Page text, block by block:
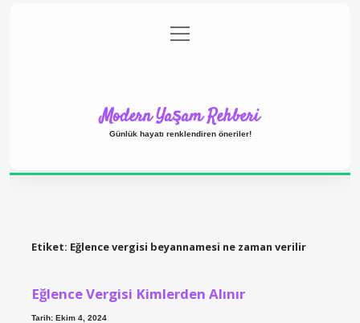
Gizlilik Politikası
menüyü
aç
Modern Yaşam Rehberi
Günlük hayatı renklendiren öneriler!
Etiket: Eğlence vergisi beyannamesi ne zaman verilir
Eğlence Vergisi Kimlerden Alınır
Tarih: Ekim 4, 2024